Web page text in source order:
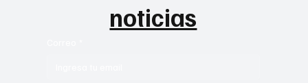
noticias